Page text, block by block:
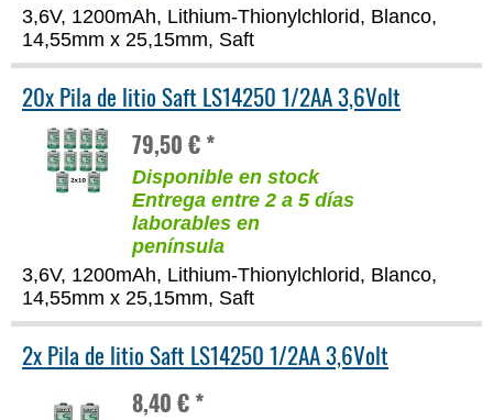
3,6V, 1200mAh, Lithium-Thionylchlorid, Blanco,
14,55mm x 25,15mm, Saft
20x Pila de litio Saft LS14250 1/2AA 3,6Volt
79,50 € *
Disponible en stock
Entrega entre 2 a 5 días
laborables en
península
3,6V, 1200mAh, Lithium-Thionylchlorid, Blanco,
14,55mm x 25,15mm, Saft
2x Pila de litio Saft LS14250 1/2AA 3,6Volt
8,40 € *